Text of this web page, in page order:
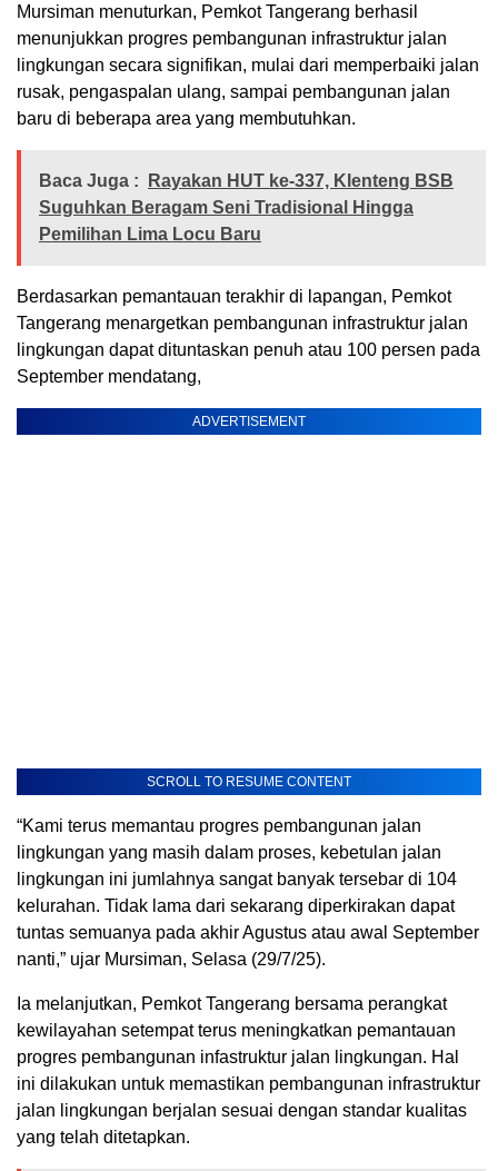
Mursiman menuturkan, Pemkot Tangerang berhasil
menunjukkan progres pembangunan infrastruktur jalan
lingkungan secara signifikan, mulai dari memperbaiki jalan
rusak, pengaspalan ulang, sampai pembangunan jalan
baru di beberapa area yang membutuhkan.
Baca Juga :
Rayakan HUT ke-337, Klenteng BSB
Suguhkan Beragam Seni Tradisional Hingga
Pemilihan Lima Locu Baru
Berdasarkan pemantauan terakhir di lapangan, Pemkot
Tangerang menargetkan pembangunan infrastruktur jalan
lingkungan dapat dituntaskan penuh atau 100 persen pada
September mendatang,
ADVERTISEMENT
SCROLL TO RESUME CONTENT
“Kami terus memantau progres pembangunan jalan
lingkungan yang masih dalam proses, kebetulan jalan
lingkungan ini jumlahnya sangat banyak tersebar di 104
kelurahan. Tidak lama dari sekarang diperkirakan dapat
tuntas semuanya pada akhir Agustus atau awal September
nanti,” ujar Mursiman, Selasa (29/7/25).
Ia melanjutkan, Pemkot Tangerang bersama perangkat
kewilayahan setempat terus meningkatkan pemantauan
progres pembangunan infastruktur jalan lingkungan. Hal
ini dilakukan untuk memastikan pembangunan infrastruktur
jalan lingkungan berjalan sesuai dengan standar kualitas
yang telah ditetapkan.